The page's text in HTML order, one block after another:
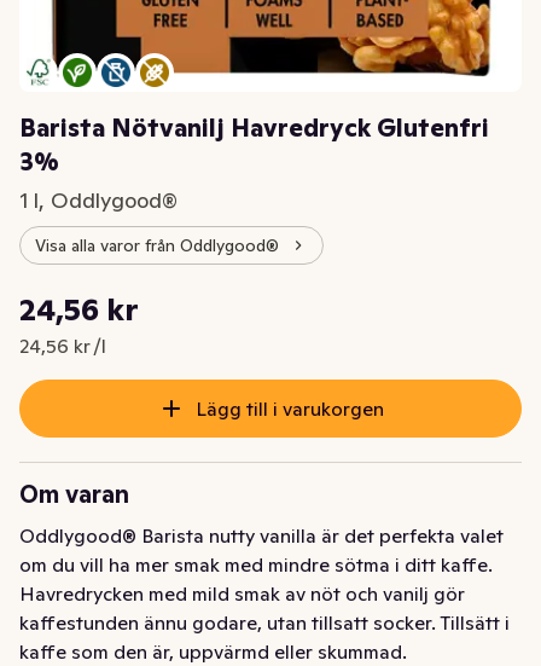
Barista Nötvanilj Havredryck Glutenfri
3%
1 l, Oddlygood®
Visa alla varor från Oddlygood®
Nuvarande pris är: 24,56 kr
24,56 kr
24,56 kr /l
Styckpris: 24,56 kr /l
Lägg till i varukorgen
Om varan
Oddlygood® Barista nutty vanilla är det perfekta valet
om du vill ha mer smak med mindre sötma i ditt kaffe.
Havredrycken med mild smak av nöt och vanilj gör
kaffestunden ännu godare, utan tillsatt socker. Tillsätt i
kaffe som den är, uppvärmd eller skummad.